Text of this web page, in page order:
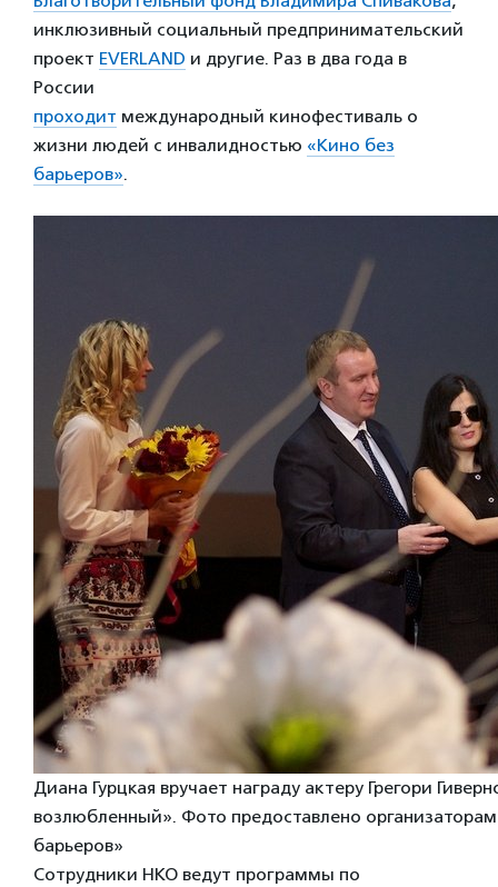
инклюзивный социальный предпринимательский
проект EVERLAND и другие. Раз в два года в
России
проходит международный кинофестиваль о
жизни людей с инвалидностью «Кино без
барьеров».
Диана Гурцкая вручает награду актеру Грегори
возлюбленный». Фото предоставлено
барьеров»
Сотрудники НКО ведут программы по